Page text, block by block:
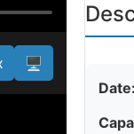
🖥️
Date: